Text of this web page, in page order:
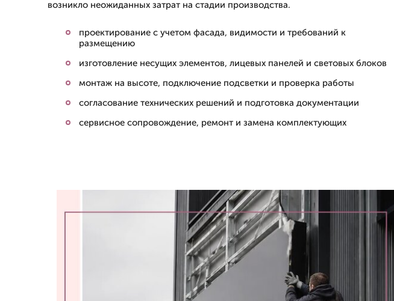
возникло неожиданных затрат на стадии производства.
проектирование с учетом фасада, видимости и требований к
размещению
изготовление несущих элементов, лицевых панелей и световых блоков
монтаж на высоте, подключение подсветки и проверка работы
согласование технических решений и подготовка документации
сервисное сопровождение, ремонт и замена комплектующих